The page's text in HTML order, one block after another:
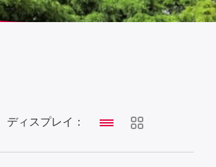
ディスプレイ：